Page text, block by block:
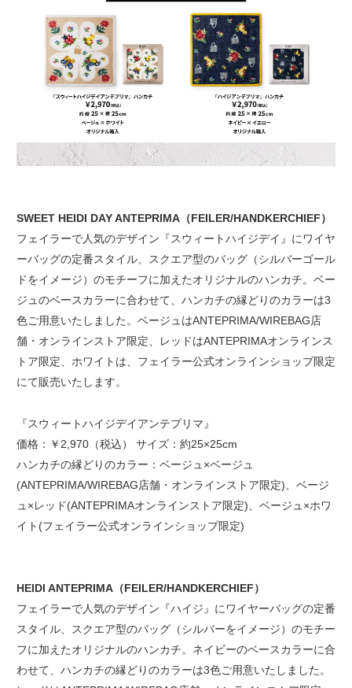
SWEET HEIDI DAY ANTEPRIMA（FEILER/HANDKERCHIEF）
フェイラーで人気のデザイン『スウィートハイジデイ』にワイヤ
ーバッグの定番スタイル、スクエア型のバッグ（シルバーゴール
ドをイメージ）のモチーフに加えたオリジナルのハンカチ。ベー
ジュのベースカラーに合わせて、ハンカチの縁どりのカラーは3
色ご用意いたしました。ベージュはANTEPRIMA/WIREBAG店
舗・オンラインストア限定、レッドはANTEPRIMAオンラインス
トア限定、ホワイトは、フェイラー公式オンラインショップ限定
にて販売いたします。
『スウィートハイジデイアンテプリマ』
価格：￥2,970（税込） サイズ：約25×25cm
ハンカチの縁どりのカラー：ベージュ×ベージュ
(ANTEPRIMA/WIREBAG店舗・オンラインストア限定)、ベージ
ュ×レッド(ANTEPRIMAオンラインストア限定)、ベージュ×ホワ
イト(フェイラー公式オンラインショップ限定)
HEIDI ANTEPRIMA（FEILER/HANDKERCHIEF）
フェイラーで人気のデザイン『ハイジ』にワイヤーバッグの定番
スタイル、スクエア型のバッグ（シルバーをイメージ）のモチー
フに加えたオリジナルのハンカチ。ネイビーのベースカラーに合
わせて、ハンカチの縁どりのカラーは3色ご用意いたしました。